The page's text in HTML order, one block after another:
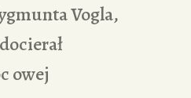
Vogla,
owej